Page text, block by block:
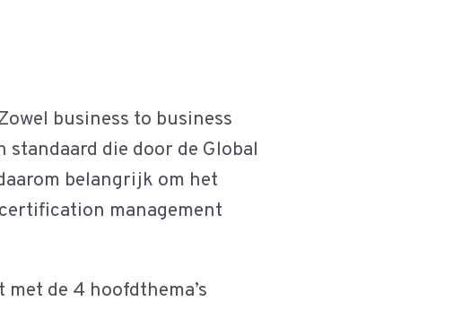
business to business
die door de Global
belangrijk om het
management
de 4 hoofdthema’s